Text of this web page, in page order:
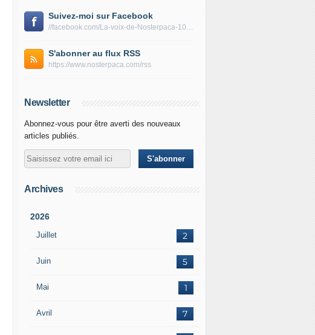
Suivez-moi sur Facebook
//facebook.com/La-voix-de-Nosterpaca-106434384284735
S'abonner au flux RSS
https://www.nosterpaca.com/rss
Newsletter
Abonnez-vous pour être averti des nouveaux
articles publiés.
Archives
2026
Juillet 2
Juin 5
Mai 1
Avril 7